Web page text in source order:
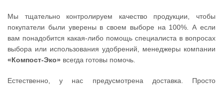
Мы тщательно контролируем качество продукции, чтобы
покупатели были уверены в своем выборе на 100%. А если
вам понадобится какая-либо помощь специалиста в вопросах
выбора или использования удобрений, менеджеры компании
«Компост-Эко» всегда готовы помочь.
Естественно, у нас предусмотрена доставка. Просто